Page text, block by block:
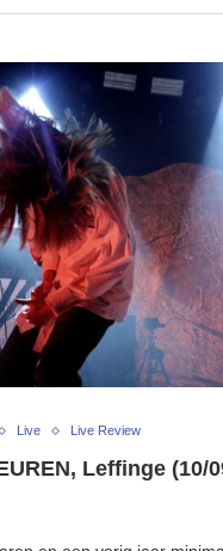
Live Live Review
Leffinge (10/